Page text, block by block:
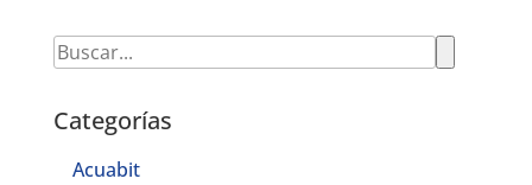
Categorías
Acuabit